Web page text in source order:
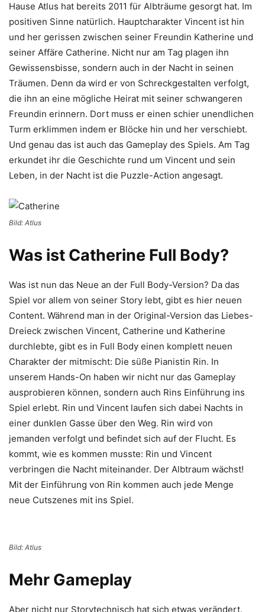
Hause Atlus hat bereits 2011 für Albträume gesorgt hat. Im
positiven Sinne natürlich. Hauptcharakter Vincent ist hin
und her gerissen zwischen seiner Freundin Katherine und
seiner Affäre Catherine. Nicht nur am Tag plagen ihn
Gewissensbisse, sondern auch in der Nacht in seinen
Träumen. Denn da wird er von Schreckgestalten verfolgt,
die ihn an eine mögliche Heirat mit seiner schwangeren
Freundin erinnern. Dort muss er einen schier unendlichen
Turm erklimmen indem er Blöcke hin und her verschiebt.
Und genau das ist auch das Gameplay des Spiels. Am Tag
erkundet ihr die Geschichte rund um Vincent und sein
Leben, in der Nacht ist die Puzzle-Action angesagt.
Bild: Atlus
Was ist Catherine Full Body?
Was ist nun das Neue an der Full Body-Version? Da das
Spiel vor allem von seiner Story lebt, gibt es hier neuen
Content. Während man in der Original-Version das Liebes-
Dreieck zwischen Vincent, Catherine und Katherine
durchlebte, gibt es in Full Body einen komplett neuen
Charakter der mitmischt: Die süße Pianistin Rin. In
unserem Hands-On haben wir nicht nur das Gameplay
ausprobieren können, sondern auch Rins Einführung ins
Spiel erlebt. Rin und Vincent laufen sich dabei Nachts in
einer dunklen Gasse über den Weg. Rin wird von
jemanden verfolgt und befindet sich auf der Flucht. Es
kommt, wie es kommen musste: Rin und Vincent
verbringen die Nacht miteinander. Der Albtraum wächst!
Mit der Einführung von Rin kommen auch jede Menge
neue Cutszenes mit ins Spiel.
Bild: Atlus
Mehr Gameplay
Aber nicht nur Storytechnisch hat sich etwas verändert.